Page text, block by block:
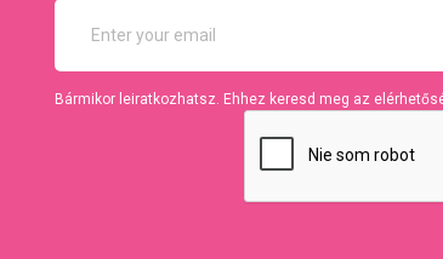
Bármikor leiratkozhatsz. Ehhez keresd meg az